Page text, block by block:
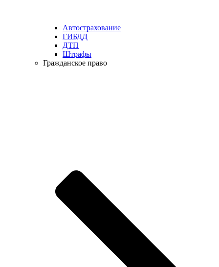
Автострахование
ГИБДД
ДТП
Штрафы
Гражданское право